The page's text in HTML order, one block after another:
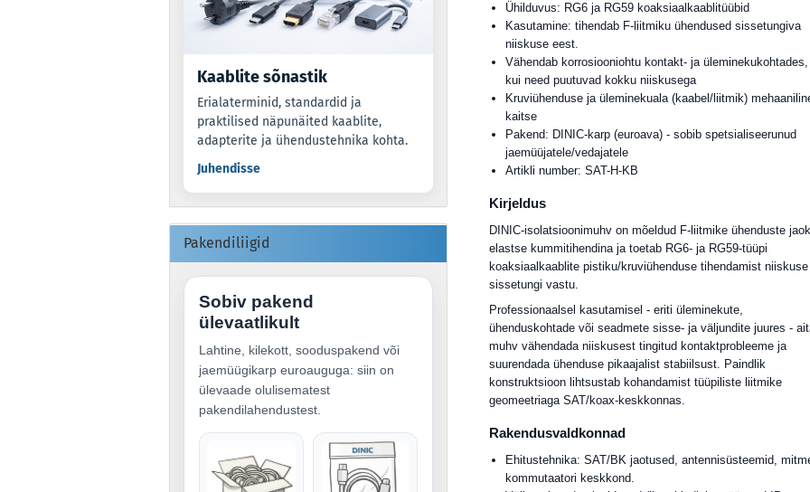
Ühilduvus: RG6 ja RG59 koaksiaalkaablitüübid
Kasutamine: tihendab F-liitmiku ühendused sissetungiva
niiskuse eest.
Vähendab korrosiooniohtu kontakt- ja üleminekukohtades,
kui need puutuvad kokku niiskusega
Kruviühenduse ja üleminekuala (kaabel/liitmik)
kaitse
Pakend: DINIC-karp (euroava) - sobib spetsialiseerunud
jaemüüjatele/vedajatele
Artikli number: SAT-H-KB
Kirjeldus
DINIC-isolatsioonimuhv on mõeldud F-liitmike ühenduste
elastse kummitihendina ja toetab RG6- ja RG59-tüüpi
koaksiaalkaablite pistiku/kruviühenduse tihendamist niiskuse
sissetungi vastu.
Professionaalsel kasutamisel - eriti üleminekute,
ühenduskohtade või seadmete sisse- ja väljundite juures -
muhv vähendada niiskusest tingitud kontaktprobleeme ja
suurendada ühenduse pikaajalist stabiilsust. Paindlik
konstruktsioon lihtsustab kohandamist tüüpiliste liitmike
geomeetriaga SAT/koax-keskkonnas.
Rakendusvaldkonnad
Ehitustehnika: SAT/BK jaotused, antennisüsteemid,
kommutaatori keskkond.
Kaablite sõnastik
Erialaterminid, standardid ja
praktilised näpunäited kaablite,
adapterite ja ühendustehnika kohta.
Juhendisse
Pakendiliigid
Sobiv pakend
ülevaatlikult
Lahtine, kilekott, sooduspakend või
jaemüügikarp euroauguga: siin on
ülevaade olulisematest
pakendilahendustest.